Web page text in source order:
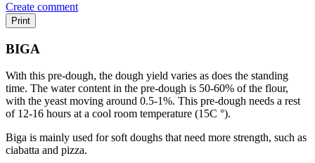
Create comment
Print
BIGA
With this pre-dough, the dough yield varies as does the standing
time. The water content in the pre-dough is 50-60% of the flour,
with the yeast moving around 0.5-1%. This pre-dough needs a rest
of 12-16 hours at a cool room temperature (15C °).
Biga is mainly used for soft doughs that need more strength, such as
ciabatta and pizza.